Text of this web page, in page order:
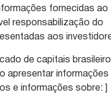
fornecidas ao
responsabilização do
aos
de capitais
apresentar informações
e informações sobre: ]